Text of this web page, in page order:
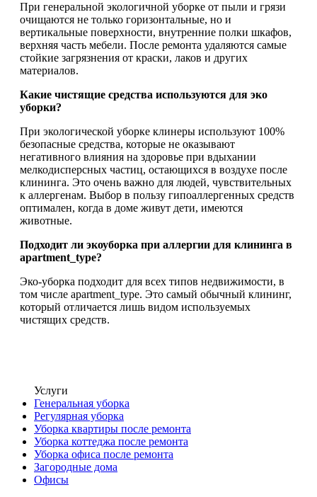
При генеральной экологичной уборке от пыли и грязи
очищаются не только горизонтальные, но и
вертикальные поверхности, внутренние полки шкафов,
верхняя часть мебели. После ремонта удаляются самые
стойкие загрязнения от краски, лаков и других
материалов.
Какие чистящие средства используются для эко
уборки?
При экологической уборке клинеры используют 100%
безопасные средства, которые не оказывают
негативного влияния на здоровье при вдыхании
мелкодисперсных частиц, остающихся в воздухе после
клининга. Это очень важно для людей, чувствительных
к аллергенам. Выбор в пользу гипоаллергенных средств
оптимален, когда в доме живут дети, имеются
животные.
Подходит ли экоуборка при аллергии для клининга в
apartment_type?
Эко-уборка подходит для всех типов недвижимости, в
том числе apartment_type. Это самый обычный клининг,
который отличается лишь видом используемых
чистящих средств.
Услуги
Генеральная уборка
Регулярная уборка
Уборка квартиры после ремонта
Уборка коттеджа после ремонта
Уборка офиса после ремонта
Загородные дома
Офисы